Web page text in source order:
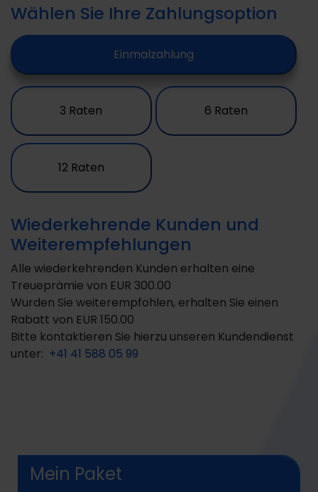
Wählen Sie Ihre Zahlungsoption
Einmalzahlung
3 Raten 6 Raten
12 Raten
Wiederkehrende Kunden und
Weiterempfehlungen
Alle wiederkehrenden Kunden erhalten eine
Treueprämie von EUR 300.00
Wurden Sie weiterempfohlen, erhalten Sie einen
Rabatt von EUR 150.00
Bitte kontaktieren Sie hierzu unseren Kundendienst
unter: +41 41 588 05 99
Mein Paket